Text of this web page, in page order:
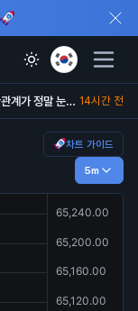
📌미국 선거 일정과 비트코인 상승세 사이의 상관관계가 정말 눈에 띄네요. 14시간 전
이번 주 ETF들이 비트코인(BTC)을 8억 5,300만 달러어치 이상 사들였다. 지난 15주 중 가장 큰 주간 매수다4시간 전
차트 가이드
5m